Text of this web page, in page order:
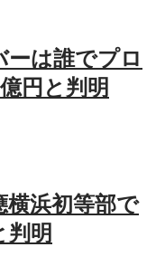
ーは誰でプロ
円と判明
横浜初等部で
判明